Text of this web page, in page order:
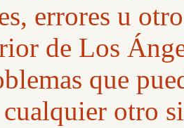
errores u
de Los
que
otro